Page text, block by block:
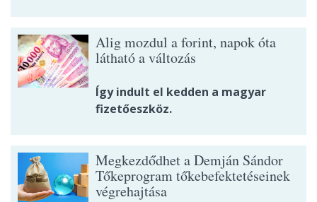
Alig mozdul a forint, napok óta
látható a változás
Így indult el kedden a magyar
fizetőeszköz.
Megkezdődhet a Demján Sándor
Tőkeprogram tőkebefektetéseinek
végrehajtása